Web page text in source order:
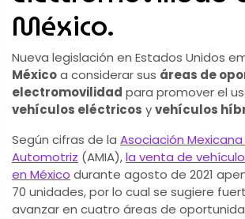
México.
Nueva legislación en Estados Unidos
Méxicoa considerar sus áreas de
electromovilidad para promover el
vehículos eléctricos yvehículos
Según cifras de la Asociación
Automotriz (AMIA),la venta de
en México durante agosto de 2021
70 unidades, por lo cual se sugiere
avanzar en cuatro áreas de